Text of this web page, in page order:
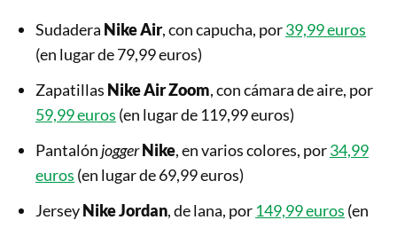
Sudadera Nike Air, con capucha, por39,99 euros
(en lugar de 79,99 euros)
Zapatillas Nike Air Zoom, con cámara de aire, por
59,99 euros (en lugar de 119,99 euros)
Pantalón joggerNike, en varios colores, por34,99
euros (en lugar de 69,99 euros)
JerseyNike Jordan, de lana, por 149,99 euros (en